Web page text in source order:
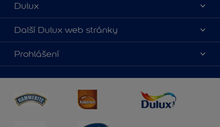
Dulux
O nás
Kontaktujte nás
Najít obchod
Další Dulux web stránky
duluxmalir.cz
duluxmaliar.sk
duluxprodejnabarev.cz
duluxpredajnafarieb.sk
Prohlášení